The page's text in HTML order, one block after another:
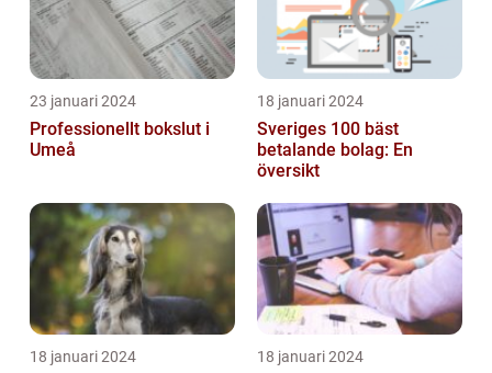
23 januari 2024
Professionellt bokslut i
Umeå
18 januari 2024
Sveriges 100 bäst
betalande bolag: En
översikt
18 januari 2024 18 januari 2024